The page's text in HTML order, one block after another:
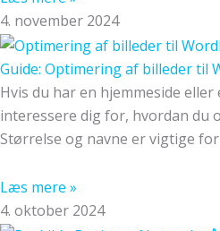
4. november 2024
Guide: Optimering af billeder til
Hvis du har en hjemmeside
interessere dig for, hvordan du
Størrelse og navne er vigtige for
Læs mere »
4. oktober 2024